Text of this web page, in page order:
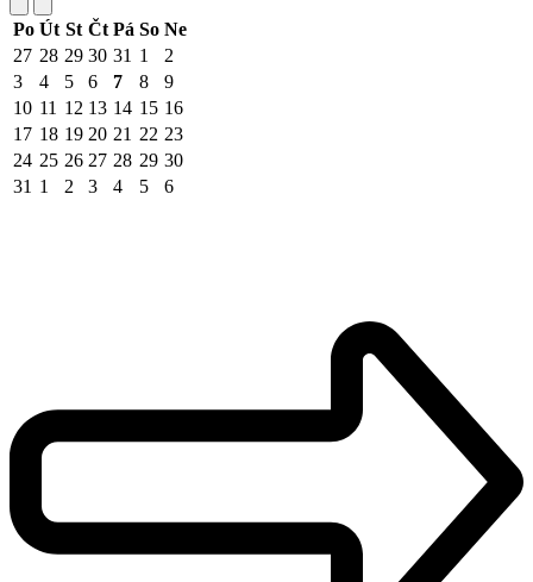
Po Út St Čt Pá So Ne
27 28 29 30 31 1
2
3
4 5 6 7 8
9
10 11 12 13 14 15 16
17 18 19 20 21 22 23
24 25 26 27 28 29 30
31 1 2 3 4 5 6